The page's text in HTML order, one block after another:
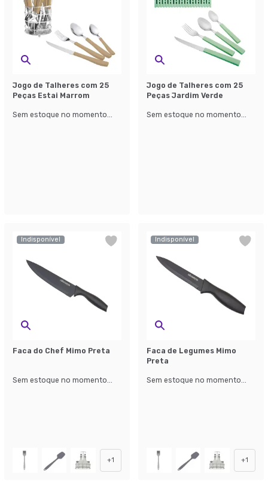
Jogo de Talheres com 25
Peças Estai Marrom
Sem estoque no momento...
Jogo de Talheres com 25
Peças Jardim Verde
Sem estoque no momento...
Indisponível
Faca do Chef Mimo Preta
Sem estoque no momento...
+1
Indisponível
Faca de Legumes Mimo
Preta
Sem estoque no momento...
+1